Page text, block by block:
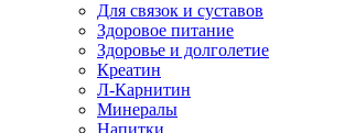
Для связок и суставов
Здоровое питание
Здоровье и долголетие
Креатин
Л-Карнитин
Минералы
Напитки